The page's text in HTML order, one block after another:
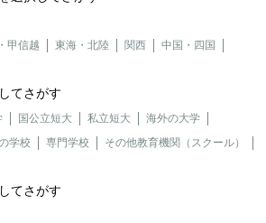
甲信越 東海・北陸 関西
中国・四国
てさがす
国公立短大 私立短大
海外の大学
学校
専門学校
その他教育機関（スクール）
てさがす